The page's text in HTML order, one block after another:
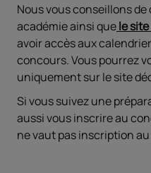
Nous vous conseillons
académie ainsi quele
avoir accès aux
concours. Vous pourrez
uniquement sur le site
Si vous suivez une
aussi vous inscrire au
ne vaut pas inscription